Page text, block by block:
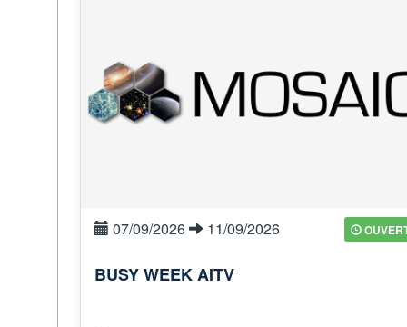
07/09/2026 11/09/2026
BUSY WEEK AITV